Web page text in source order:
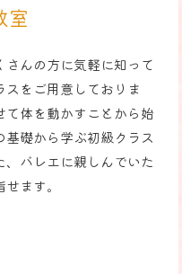
室
んの方に気軽に知って
をご用意しておりま
体を動かすことから始
礎から学ぶ初級クラス
バレエに親しんでいた
ます。